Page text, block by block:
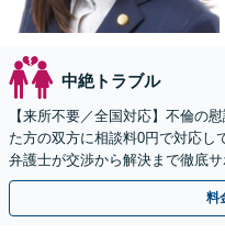
中絶トラブル
【来所不要／全国対応】不倫の
た方の双方に相談料0円で対応し
弁護士が交渉から解決まで徹底
手金の返還保証もありますので
料